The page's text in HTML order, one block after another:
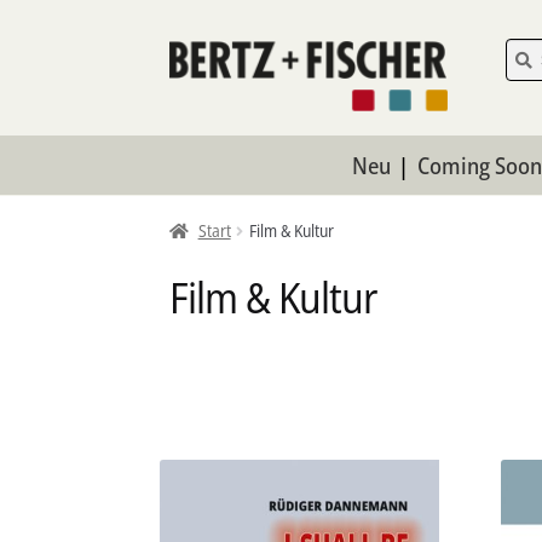
Zur
Navigation
Zum
Inhalt
nach:
Neu Coming Soon
Start Film & Kultur
Film & Kultur